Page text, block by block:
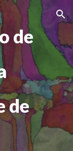
Skip to navigation
de
de